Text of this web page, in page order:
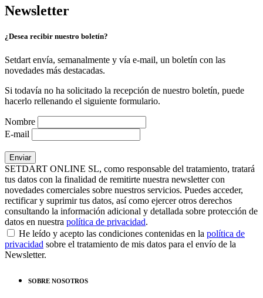
Newsletter
¿Desea recibir nuestro boletín?
Setdart envía, semanalmente y vía e-mail, un boletín con las
novedades más destacadas.
Si todavía no ha solicitado la recepción de nuestro boletín, puede
hacerlo rellenando el siguiente formulario.
Nombre
E-mail
SETDART ONLINE SL, como responsable del tratamiento, tratará
tus datos con la finalidad de remitirte nuestra newsletter con
novedades comerciales sobre nuestros servicios. Puedes acceder,
rectificar y suprimir tus datos, así como ejercer otros derechos
consultando la información adicional y detallada sobre protección de
datos en nuestra política de privacidad.
He leído y acepto las condiciones contenidas en la política de
privacidad sobre el tratamiento de mis datos para el envío de la
Newsletter.
SOBRE NOSOTROS